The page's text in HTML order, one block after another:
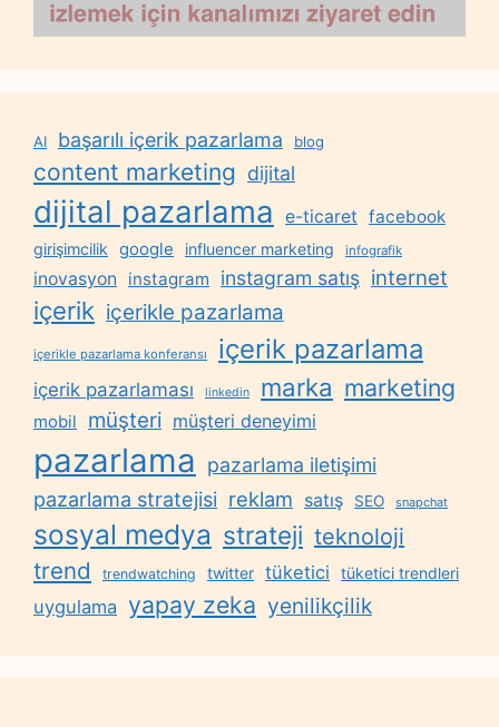
AI başarılı içerik pazarlama blog
content marketing dijital
dijital pazarlama e-ticaret facebook
girişimcilik google influencer marketing infografik
inovasyon instagram instagram satış internet
içerik içerikle pazarlama
içerikle pazarlama konferansı içerik pazarlama
içerik pazarlaması linkedin marka marketing
mobil müşteri müşteri deneyimi
pazarlama
pazarlama iletişimi
pazarlama stratejisi reklam satış SEO snapchat
sosyal medya strateji teknoloji
trend trendwatching twitter tüketici tüketici trendleri
uygulama yapay zeka yenilikçilik